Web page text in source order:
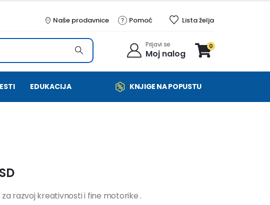
Naše prodavnice Pomoć Lista želja
Prijavi se
Moj nalog
0
EDUKACIJA KNJIGE NA POPUSTU
Trenutna
je:
razvoj kreativnosti i fine motorike .